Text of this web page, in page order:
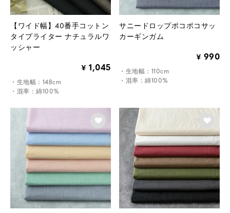
【ワイド幅】40番手コットン
タイプライター ナチュラルワ
ッシャー
¥ 1,045
・生地幅：148cm
・混率：綿100%
サニードロップポコポコサッ
カーギンガム
¥ 990
・生地幅：110cm
・混率：綿100%